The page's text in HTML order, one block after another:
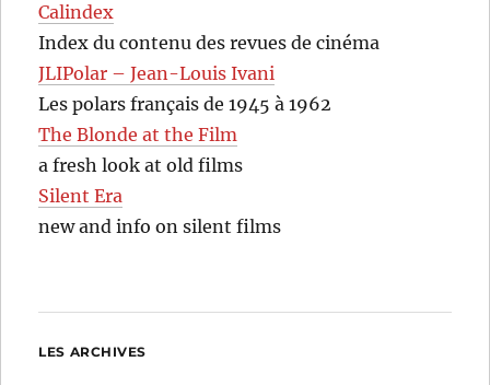
Calindex
Index du contenu des revues de cinéma
JLIPolar – Jean-Louis Ivani
Les polars français de 1945 à 1962
The Blonde at the Film
a fresh look at old films
Silent Era
new and info on silent films
LES ARCHIVES